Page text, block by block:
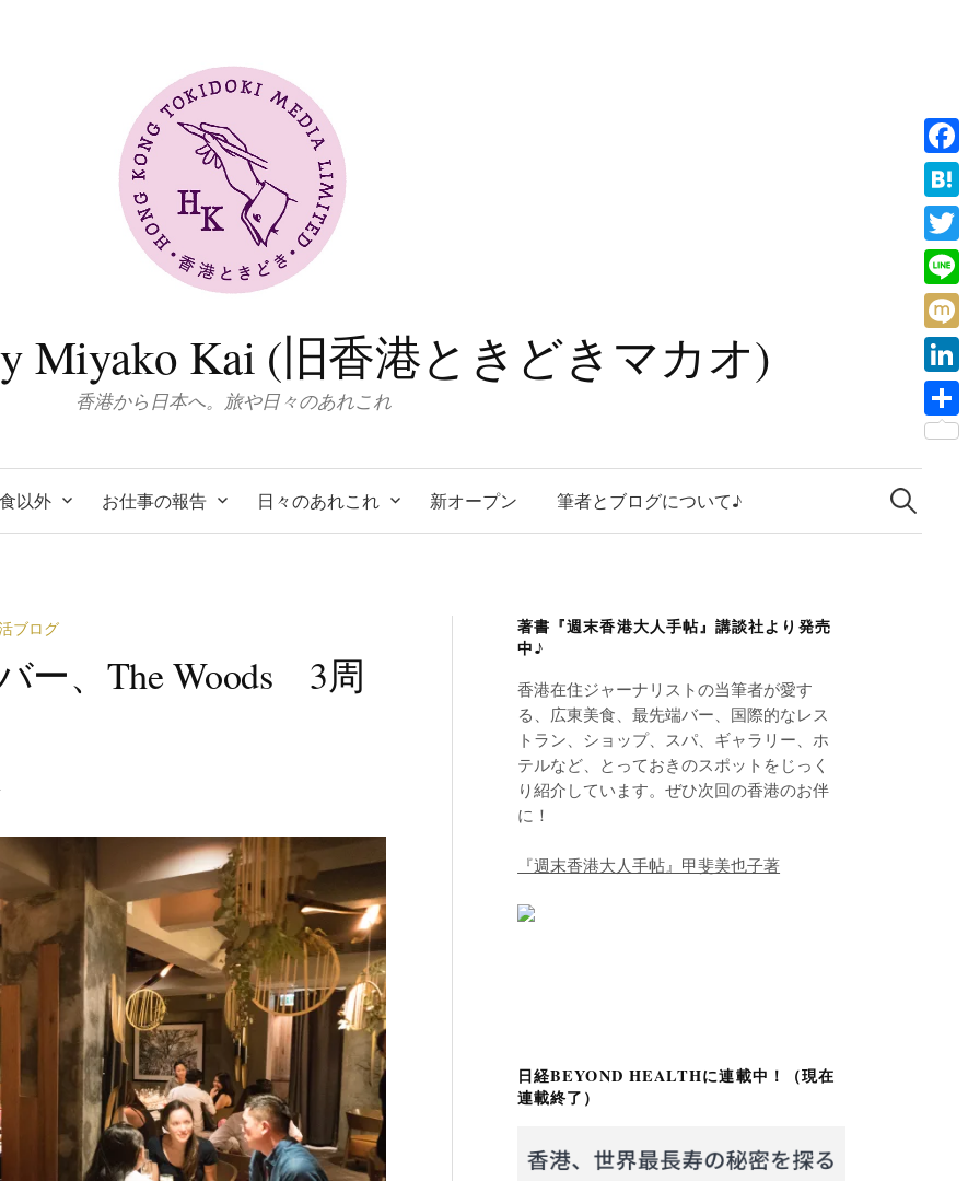
Miyako Kai (旧香港ときどきマカオ)
香港から日本へ。旅や日々のあれこれ
食以外 お仕事の報告 日々のあれこれ 新オープン 筆者とブログについて♪
検
索:
ブログ
ー、The Woods 3周
著書『週末香港大人手帖』講談社より発売
中♪
香港在住ジャーナリストの当筆者が愛す
る、広東美食、最先端バー、国際的なレス
トラン、ショップ、スパ、ギャラリー、ホ
テルなど、とっておきのスポットをじっく
り紹介しています。ぜひ次回の香港のお伴
に！
『週末香港大人手帖』甲斐美也子著
日経BEYOND HEALTHに連載中！（現在
連載終了）
F
a
c
e
b
o
o
k
H
a
t
e
n
a
T
w
i
t
e
L
i
n
e
M
i
x
L
i
共